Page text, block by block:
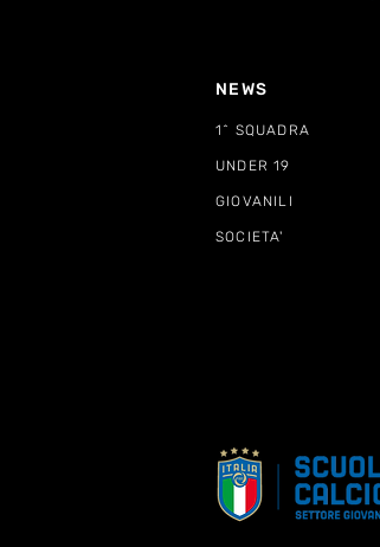
NEWS
1^ SQUADRA
UNDER 19
GIOVANILI
SOCIETA'